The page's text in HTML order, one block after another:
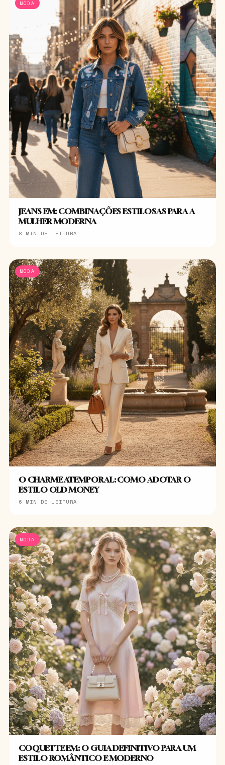
MODA
JEANS EM: COMBINAÇÕES ESTILOSAS PARA A
MULHER MODERNA
8 MIN DE LEITURA
MODA
O CHARME ATEMPORAL: COMO ADOTAR O
ESTILO OLD MONEY
6 MIN DE LEITURA
MODA
COQUETTE EM: O GUIA DEFINITIVO PARA UM
ESTILO ROMÂNTICO E MODERNO